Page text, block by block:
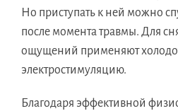
Но приступать к ней можно
после момента травмы. Для
ощущений применяют
электростимуляцию.
Благодаря эффективной